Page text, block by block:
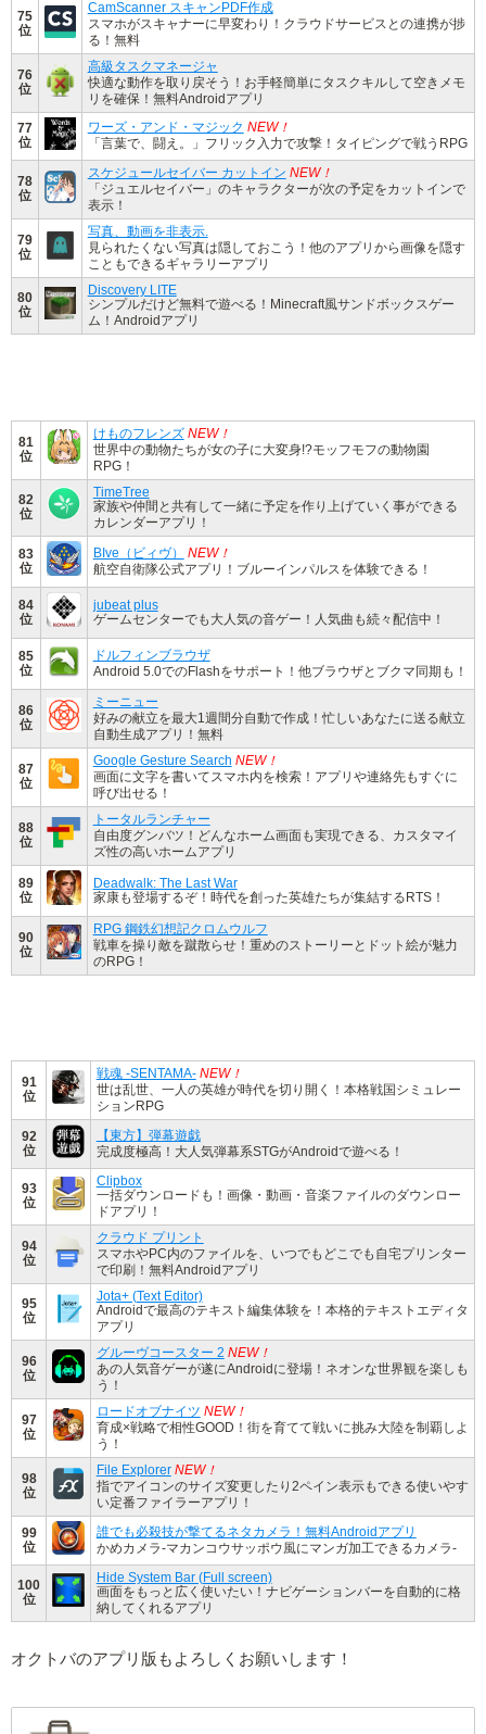
75
位
CamScanner スキャンPDF作成
スマホがスキャナーに早変わり！クラウドサービスとの連携が捗
る！無料
76
位
高級タスクマネージャ
快適な動作を取り戻そう！お手軽簡単にタスクキルして空きメモ
リを確保！無料Androidアプリ
77
位
ワーズ・アンド・マジック NEW！
「言葉で、闘え。」フリック入力で攻撃！タイピングで戦うRPG
78
位
スケジュールセイバー カットイン NEW！
「ジュエルセイバー」のキャラクターが次の予定をカットインで
表示！
79
位
写真、動画を非表示.
見られたくない写真は隠しておこう！他のアプリから画像を隠す
こともできるギャラリーアプリ
80
位
Discovery LITE
シンプルだけど無料で遊べる！Minecraft風サンドボックスゲー
ム！Androidアプリ
81
位
けものフレンズ NEW！
世界中の動物たちが女の子に大変身!?モッフモフの動物園
RPG！
82
位
TimeTree
家族や仲間と共有して一緒に予定を作り上げていく事ができる
カレンダーアプリ！
83
位
BIve（ビィヴ）
NEW！
航空自衛隊公式アプリ！ブルーインパルスを体験できる！
84
位
jubeat plus
ゲームセンターでも大人気の音ゲー！人気曲も続々配信中！
85
位
ドルフィンブラウザ
Android 5.0でのFlashをサポート！他ブラウザとブクマ同期も！
86
位
ミーニュー
好みの献立を最大1週間分自動で作成！忙しいあなたに送る献立
自動生成アプリ！無料
87
位
Google Gesture Search NEW！
画面に文字を書いてスマホ内を検索！アプリや連絡先もすぐに
呼び出せる！
88
位
トータルランチャー
自由度グンバツ！どんなホーム画面も実現できる、カスタマイ
ズ性の高いホームアプリ
89
位
Deadwalk: The Last War
家康も登場するぞ！時代を創った英雄たちが集結するRTS！
90
位
RPG 鋼鉄幻想記クロムウルフ
戦車を操り敵を蹴散らせ！重めのストーリーとドット絵が魅力
のRPG！
91
位
戦魂 -SENTAMA- NEW！
世は乱世、一人の英雄が時代を切り開く！本格戦国シミュレー
ションRPG
92
位
【東方】弾幕遊戯
完成度極高！大人気弾幕系STGがAndroidで遊べる！
93
位
Clipbox
一括ダウンロードも！画像・動画・音楽ファイルのダウンロー
ドアプリ！
94
位
クラウド プリント
スマホやPC内のファイルを、いつでもどこでも自宅プリンター
で印刷！無料Androidアプリ
95
位
Jota+ (Text Editor)
Androidで最高のテキスト編集体験を！本格的テキストエディタ
アプリ
96
位
グルーヴコースター 2 NEW！
あの人気音ゲーが遂にAndroidに登場！ネオンな世界観を楽しも
う！
97
位
ロードオブナイツ NEW！
育成×戦略で相性GOOD！街を育てて戦いに挑み大陸を制覇しよ
う！
98
位
File Explorer NEW！
指でアイコンのサイズ変更したり2ペイン表示もできる使いやす
い定番ファイラーアプリ！
99
位
誰でも必殺技が撃てるネタカメラ！無料Androidアプリ
かめカメラ-マカンコウサッポウ風にマンガ加工できるカメラ-
100
位
Hide System Bar (Full screen)
画面をもっと広く使いたい！ナビゲーションバーを自動的に格
納してくれるアプリ
オクトバのアプリ版もよろしくお願いします！